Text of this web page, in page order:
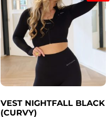
Deze
optie
kan
gekozen
worden
op
VEST NIGHTFALL BLACK
(CURVY)